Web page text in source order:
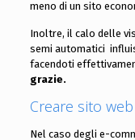
meno di un sito
Inoltre, il calo delle
semi automatici
facendoti
grazie.
Creare sito
Nel caso degli e-